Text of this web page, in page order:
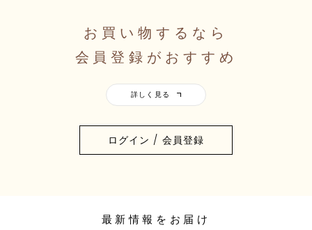
お買い物するなら
会員登録がおすすめ
ログイン / 会員登録
最新情報をお届け